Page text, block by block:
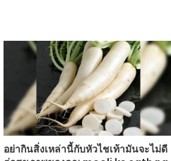
อย่ากินสิ่งเหล่านี้กับหัวไชเท้ามันจะไม่ดี